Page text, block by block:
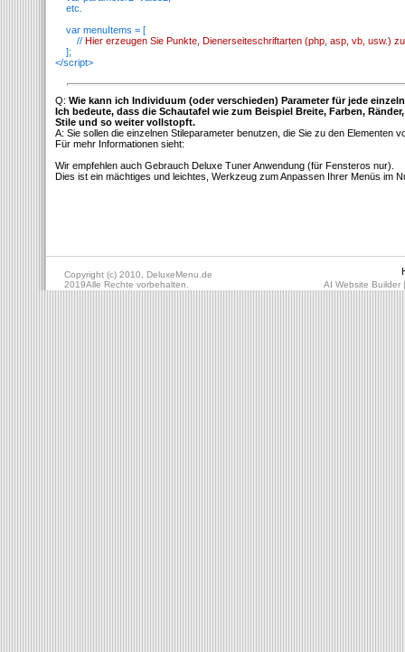
etc.
var menuItems = [
// Hier erzeugen Sie Punkte, Dienerseiteschriftarten (php, asp, vb, usw.)
];
</script>
Q: Wie kann ich Individuum (oder verschieden) Parameter für jede
Ich bedeute, dass die Schautafel wie zum Beispiel Breite, Farben,
Stile und so weiter vollstopft.
A: Sie sollen die einzelnen Stileparameter benutzen, die Sie zu den Elementen
Für mehr Informationen sieht:
Wir empfehlen auch Gebrauch Deluxe Tuner Anwendung (für Fensteros nur).
Dies ist ein mächtiges und leichtes, Werkzeug zum Anpassen Ihrer Menüs im
Copyright (c) 2010, DeluxeMenu.de
2019Alle Rechte vorbehalten. AI Website Builder